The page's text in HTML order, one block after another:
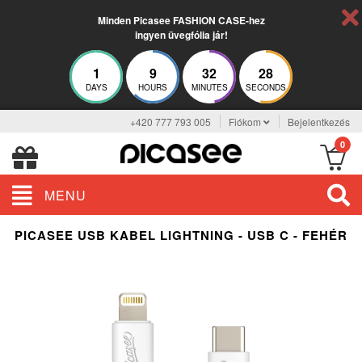
Minden Picasee FASHION CASE-hez
ingyen üvegfólia jár!
1
DAYS
9
HOURS
32
MINUTES
28
SECONDS
+420 777 793 005 Fiókom Bejelentkezés
0
MENU
PICASEE USB KABEL LIGHTNING - USB C - FEHÉR